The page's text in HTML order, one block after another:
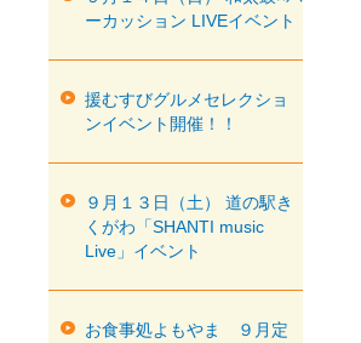
ーカッション LIVEイベント
援むすびグルメセレクショ
ンイベント開催！！
９月１３日（土） 道の駅き
くがわ「SHANTI music
Live」イベント
お食事処よもやま ９月定